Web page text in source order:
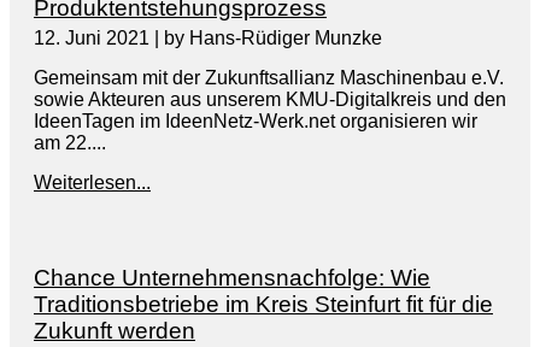
Produktentstehungsprozess
12. Juni 2021
by Hans-Rüdiger Munzke
Gemeinsam mit der Zukunftsallianz Maschinenbau e.V.
sowie Akteuren aus unserem KMU-Digitalkreis und den
IdeenTagen im IdeenNetz-Werk.net organisieren wir
am 22....
Weiterlesen...
Chance Unternehmensnachfolge: Wie
Traditionsbetriebe im Kreis Steinfurt fit für die
Zukunft werden